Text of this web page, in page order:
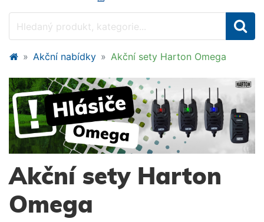
Akční nabídky Akční sety Harton Omega
Akční sety Harton
Omega